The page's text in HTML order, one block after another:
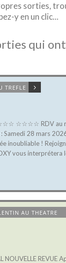
sorties,
y en un clic...
qui
TREFLE
RDV au
Samedi 28 mars
inoubliable !
vous interprétera
AU
NOUVELLE REVUE